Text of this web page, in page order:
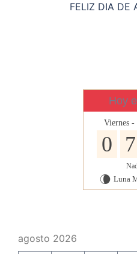
FELIZ DIA DE
Hoy
Viernes -
0 7
V Luna
agosto 2026